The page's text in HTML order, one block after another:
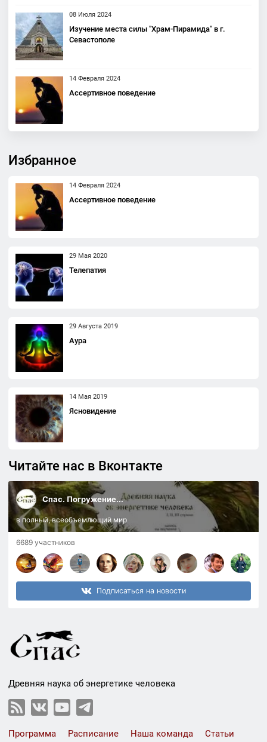
08 Июля 2024
Изучение места силы "Храм-Пирамида" в г.
Севастополе
14 Февраля 2024
Ассертивное поведение
Избранное
14 Февраля 2024
Ассертивное поведение
29 Мая 2020
Телепатия
29 Августа 2019
Аура
14 Мая 2019
Ясновидение
Читайте нас в Вконтакте
Спас. Погружение...
в полный, всеобъемлющий мир
6689 участников
Подписаться на новости
Древняя наука об энергетике человека
Программа Расписание Наша команда Статьи